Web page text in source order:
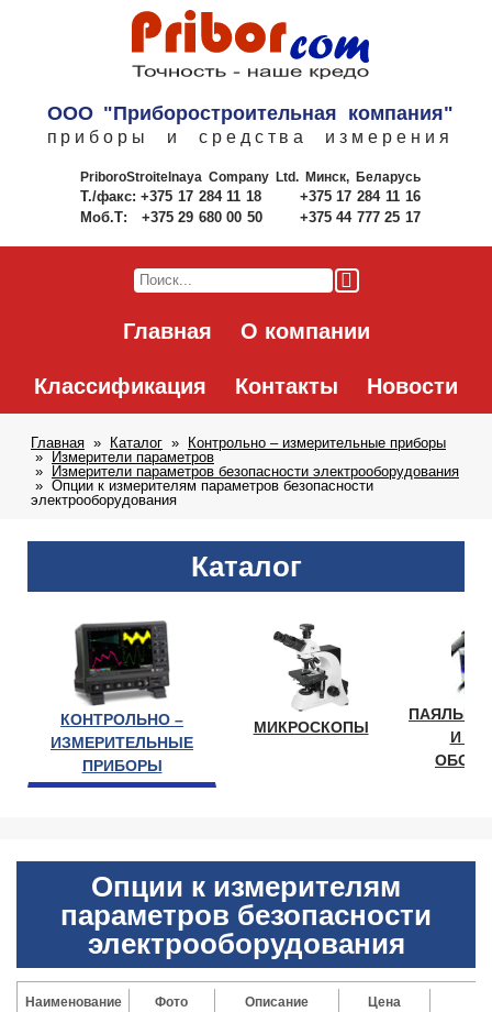
ООО "Приборостроительная компания"
приборы и средства измерения
PriboroStroitelnaya Company Ltd.Минск, Беларусь
Т./факс: +375 17 284 11 18
+375 17 284 11 16
Моб.Т:
+375 29 680 00 50 +375 44 777 25 17
Главная О компании
Классификация Контакты Новости
Главная Каталог
Контрольно – измерительные приборы
Измерители параметров
Измерители параметров безопасности электрооборудования
Опции к измерителям параметров безопасности
электрооборудования
Каталог
КОНТРОЛЬНО –
ИЗМЕРИТЕЛЬНЫЕ
ПРИБОРЫ
МИКРОСКОПЫ
И
Опции к измерителям
параметров безопасности
электрооборудования
Наименование Фото Описание Цена